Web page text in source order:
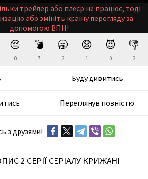
трейлер або плеєр не працює, тоді
або змініть країну перегляду за
допомогою ВПН!
😔
0
💣
7
🥱
2
😧
1
😈
0
👎
2
Буду дивитись
Переглянув повністю
з друзями!
2 СЕРІЇ СЕРІАЛУ КРИЖАНІ